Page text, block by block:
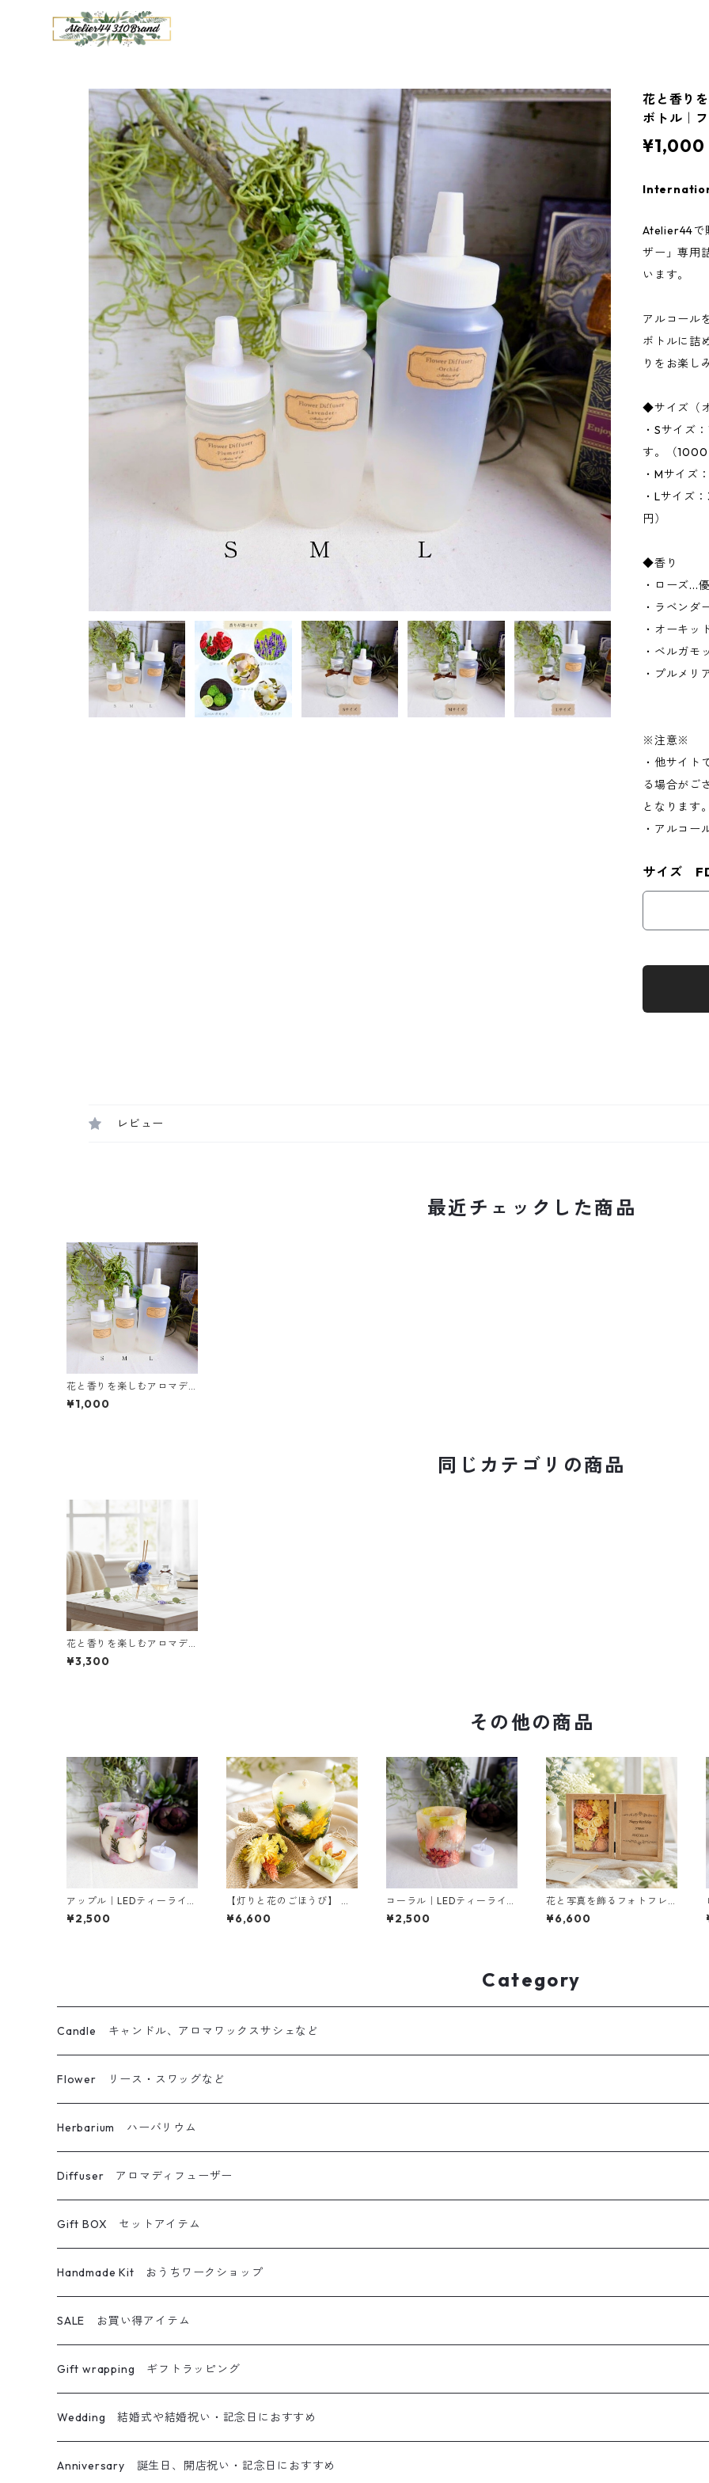
花と香り
ボトル｜
¥1,000
Atelier44で
ザー」専用
います。
アルコール
ボトルに詰
りをお楽し
◆サイズ（
・Sサイズ
す。（
・Mサイズ
・Lサイズ
円）
◆香り
・ローズ...
・ラベンダ
・オーキッ
・ベルガモ
・プルメリ
※注意※
・他サイト
る場合がご
となります
・アルコー
サイズ
レビュー
最近チェックした商品
花と香りを楽しむアロマデ
ィフューザー 専用詰め替え
ボトル｜フラワーディフュ
¥1,000
同じカテゴリの商品
花と香りを楽しむアロマデ
ィフューザー｜フラワーデ
ィフューザー
¥3,300
その他の商品
アップル｜LEDティーライト
専用ボタニカルキャンドル
ホルダー
¥2,500
【灯りと花のごほうび】 オ
レンジ ｜ボタニカルキャン
ドルW＆サシェ＆ミニブー
¥6,600
コーラル｜LEDティーライト
専用ボタニカルキャンドル
ホルダー
¥2,500
花と写真を飾るフォトフレ
ーム（イエロー＆オレン
ジ）｜お祝いギフトに
¥6,600
Category
Candle キャンドル、アロマワックスサシェなど
ボタニカルキャンドル
立体仕上げボタニカルキャンドル
キャンドルホルダー
ボトルキャンドル
グラスキャンドル
アロマワックスサシェ
ティーライトキャンドル
Flower リース・スワッグなど
リース
ブーケ・スワッグ
フォトフレーム
その他フラワー雑貨
Herbarium ハーバリウム
ハーバリウム
ボールペン
メイクブラシ
アロマディフューザー
オイルランプ
Diffuser アロマディフューザー
フラワーディフューザー
フラワーディフューザー専用詰め替えボトル
ハーバリウムディフューザー
Gift BOX セットアイテム
キャンドル＆サシェ
キャンドル＆ブーケ
キャンドル＆リース
キャンドル＆サシェ＆ブーケ
キャンドル＆ホルダー＆ブーケ
Handmade Kit おうちワークショップ
ハーバリウム
ハーバリウムペン
フレームアレンジ
リース
SALE お買い得アイテム
Gift wrapping ギフトラッピング
Wedding 結婚式や結婚祝い・記念日におすすめ
メッセージ入りキャンドル
Anniversary 誕生日、開店祝い・記念日におすすめ